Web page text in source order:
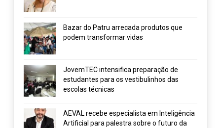
Bazar do Patru arrecada produtos que
podem transformar vidas
JovemTEC intensifica preparação de
estudantes para os vestibulinhos das
escolas técnicas
AEVAL recebe especialista em Inteligência
Artificial para palestra sobre o futuro da